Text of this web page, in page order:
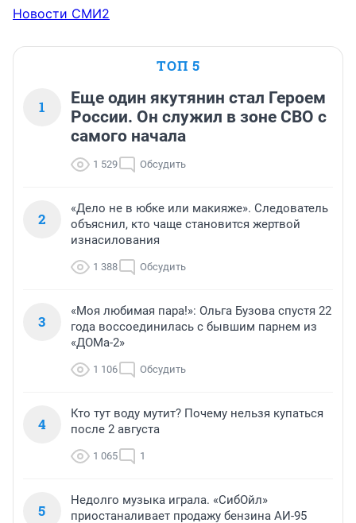
Новости СМИ2
ТОП 5
1
Еще один якутянин стал Героем
России. Он служил в зоне СВО с
самого начала
1 529 Обсудить
2
«Дело не в юбке или макияже». Следователь
объяснил, кто чаще становится жертвой
изнасилования
1 388 Обсудить
3
«Моя любимая пара!»: Ольга Бузова спустя 22
года воссоединилась с бывшим парнем из
«ДОМа-2»
1 106 Обсудить
4
Кто тут воду мутит? Почему нельзя купаться
после 2 августа
1 065 1
5
Недолго музыка играла. «СибОйл»
приостаналивает продажу бензина АИ-95